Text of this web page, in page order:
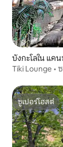
บังกะโลใน แค
Tiki Lounge •
ซูเปอร์โฮสต์
ซูเปอร์โฮสต์